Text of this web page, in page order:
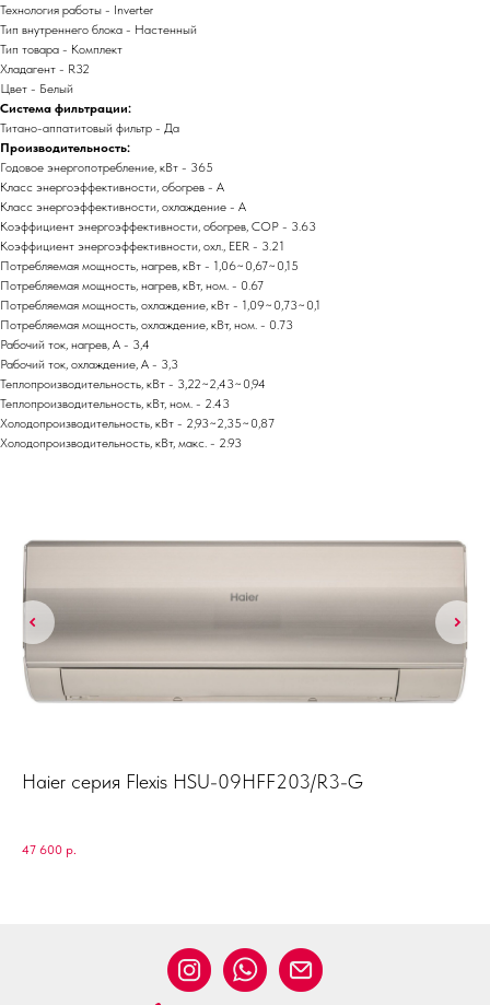
Технология работы - Inverter
Тип внутреннего блока - Настенный
Тип товара - Комплект
Хладагент - R32
Цвет - Белый
Система фильтрации:
Титано-аппатитовый фильтр - Да
Производительность:
Годовое энергопотребление, кВт - 365
Класс энергоэффективности, обогрев - A
Класс энергоэффективности, охлаждение - A
Коэффициент энергоэффективности, обогрев, COP - 3.63
Коэффициент энергоэффективности, охл., EER - 3.21
Потребляемая мощность, нагрев, кВт - 1,06~0,67~0,15
Потребляемая мощность, нагрев, кВт, ном. - 0.67
Потребляемая мощность, охлаждение, кВт - 1,09~0,73~0,1
Потребляемая мощность, охлаждение, кВт, ном. - 0.73
Рабочий ток, нагрев, А - 3,4
Рабочий ток, охлаждение, А - 3,3
Теплопроизводительность, кВт - 3,22~2,43~0,94
Теплопроизводительность, кВт, ном. - 2.43
Холодопроизводительность, кВт - 2,93~2,35~0,87
Холодопроизводительность, кВт, макс. - 2.93
Haier серия Flexis HSU-09HFF203/R3-G
47 600 р.